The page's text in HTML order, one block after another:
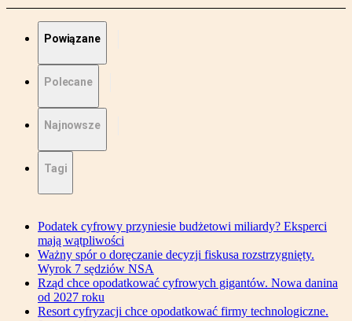
Powiązane
Polecane
Najnowsze
Tagi
Podatek cyfrowy przyniesie budżetowi miliardy? Eksperci
mają wątpliwości
Ważny spór o doręczanie decyzji fiskusa rozstrzygnięty.
Wyrok 7 sędziów NSA
Rząd chce opodatkować cyfrowych gigantów. Nowa danina
od 2027 roku
Resort cyfryzacji chce opodatkować firmy technologiczne.